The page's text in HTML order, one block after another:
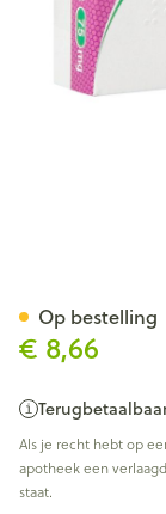
€ 8,66
Als je recht hebt op
apotheek een
staat.
Op bestelling